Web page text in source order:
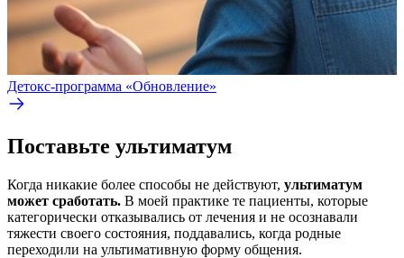
Детокс‑программа «Обновление»
Поставьте ультиматум
Когда никакие более способы не действуют, ультиматум
может сработать. В моей практике те пациенты, которые
категорически отказывались от лечения и не осознавали
тяжести своего состояния, поддавались, когда родные
переходили на ультимативную форму общения.